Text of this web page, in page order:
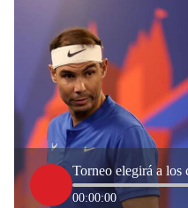
00:00:00